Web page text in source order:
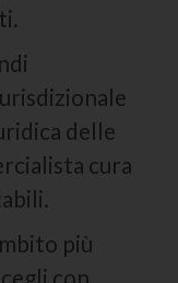
delle
cura
più
con